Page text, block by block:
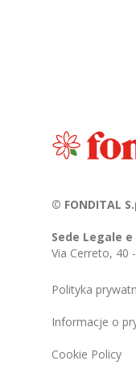
© FONDITAL
Sede Legale
Via Cerreto, 40
Polityka
Informacje o
Cookie Policy